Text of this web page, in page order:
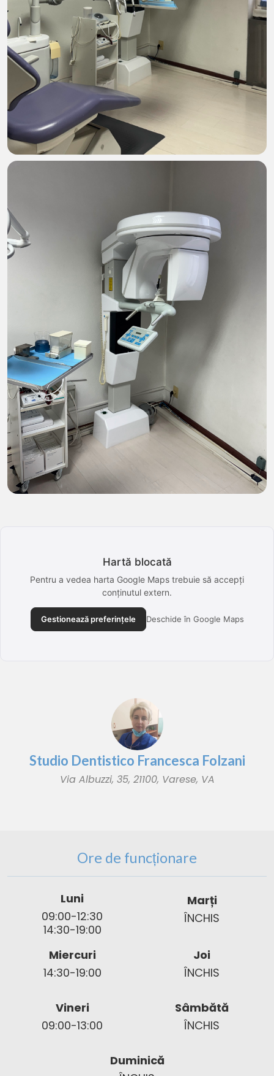
Hartă blocată
Pentru a vedea harta Google Maps trebuie să accepți
conținutul extern.
Gestionează preferințele Deschide în Google Maps
Studio Dentistico Francesca Folzani
Via Albuzzi, 35, 21100, Varese, VA
Ore de funcționare
Luni
09:00-12:30
14:30-19:00
Marți
ÎNCHIS
Miercuri
14:30-19:00
Joi
ÎNCHIS
Vineri
09:00-13:00
Sâmbătă
ÎNCHIS
Duminică